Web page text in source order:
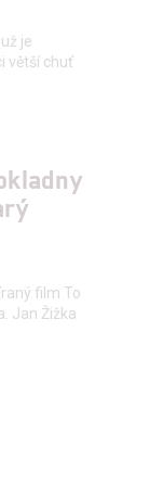
je
větší chuť
film To
Jan Žižka